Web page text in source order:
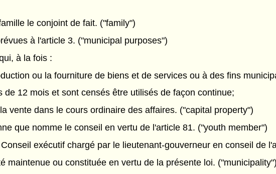
le conjoint de fait. ("family")
à l'article 3. ("municipal purposes")
à la fois :
ou la fourniture de biens et de services ou à des fins
de 12 mois et sont censés être utilisés de façon continue;
vente dans le cours ordinaire des affaires. ("capital property")
que nomme le conseil en vertu de l'article 81. ("youth member")
exécutif chargé par le lieutenant-gouverneur en conseil de
maintenue ou constituée en vertu de la présente loi. ("municipality")